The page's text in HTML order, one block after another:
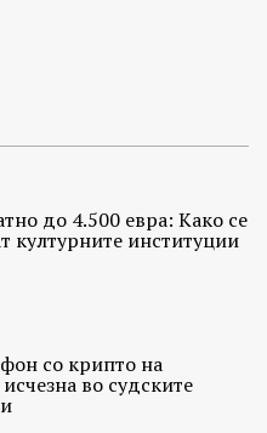
до 4.500 евра: Како се
културните институции
со крипто на
во судските